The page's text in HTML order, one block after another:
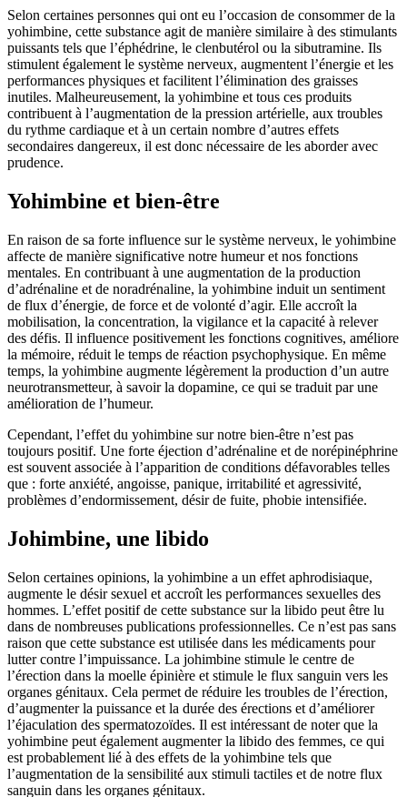
Selon certaines personnes qui ont eu l’occasion de consommer de la
yohimbine, cette substance agit de manière similaire à des stimulants
puissants tels que l’éphédrine, le clenbutérol ou la sibutramine. Ils
stimulent également le système nerveux, augmentent l’énergie et les
performances physiques et facilitent l’élimination des graisses
inutiles. Malheureusement, la yohimbine et tous ces produits
contribuent à l’augmentation de la pression artérielle, aux troubles
du rythme cardiaque et à un certain nombre d’autres effets
secondaires dangereux, il est donc nécessaire de les aborder avec
prudence.
Yohimbine et bien-être
En raison de sa forte influence sur le système nerveux, le yohimbine
affecte de manière significative notre humeur et nos fonctions
mentales. En contribuant à une augmentation de la production
d’adrénaline et de noradrénaline, la yohimbine induit un sentiment
de flux d’énergie, de force et de volonté d’agir. Elle accroît la
mobilisation, la concentration, la vigilance et la capacité à relever
des défis. Il influence positivement les fonctions cognitives, améliore
la mémoire, réduit le temps de réaction psychophysique. En même
temps, la yohimbine augmente légèrement la production d’un autre
neurotransmetteur, à savoir la dopamine, ce qui se traduit par une
amélioration de l’humeur.
Cependant, l’effet du yohimbine sur notre bien-être n’est pas
toujours positif. Une forte éjection d’adrénaline et de norépinéphrine
est souvent associée à l’apparition de conditions défavorables telles
que : forte anxiété, angoisse, panique, irritabilité et agressivité,
problèmes d’endormissement, désir de fuite, phobie intensifiée.
Johimbine, une libido
Selon certaines opinions, la yohimbine a un effet aphrodisiaque,
augmente le désir sexuel et accroît les performances sexuelles des
hommes. L’effet positif de cette substance sur la libido peut être lu
dans de nombreuses publications professionnelles. Ce n’est pas sans
raison que cette substance est utilisée dans les médicaments pour
lutter contre l’impuissance. La johimbine stimule le centre de
l’érection dans la moelle épinière et stimule le flux sanguin vers les
organes génitaux. Cela permet de réduire les troubles de l’érection,
d’augmenter la puissance et la durée des érections et d’améliorer
l’éjaculation des spermatozoïdes. Il est intéressant de noter que la
yohimbine peut également augmenter la libido des femmes, ce qui
est probablement lié à des effets de la yohimbine tels que
l’augmentation de la sensibilité aux stimuli tactiles et de notre flux
sanguin dans les organes génitaux.